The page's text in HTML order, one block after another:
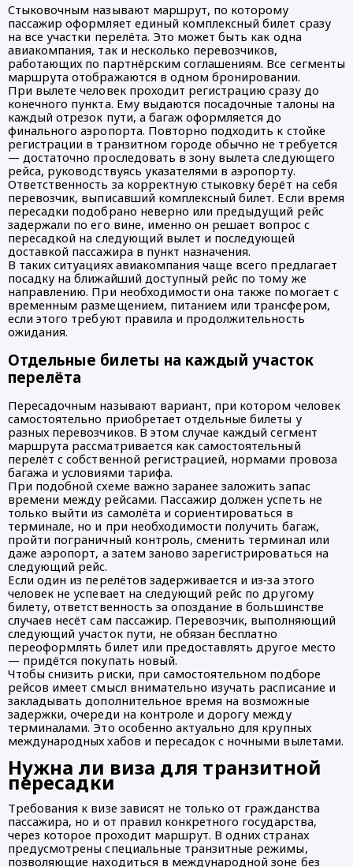
Стыковочным называют маршрут, по которому
пассажир оформляет единый комплексный билет сразу
на все участки перелёта. Это может быть как одна
авиакомпания, так и несколько перевозчиков,
работающих по партнёрским соглашениям. Все сегменты
маршрута отображаются в одном бронировании.
При вылете человек проходит регистрацию сразу до
конечного пункта. Ему выдаются посадочные талоны на
каждый отрезок пути, а багаж оформляется до
финального аэропорта. Повторно подходить к стойке
регистрации в транзитном городе обычно не требуется
— достаточно проследовать в зону вылета следующего
рейса, руководствуясь указателями в аэропорту.
Ответственность за корректную стыковку берёт на себя
перевозчик, выписавший комплексный билет. Если время
пересадки подобрано неверно или предыдущий рейс
задержали по его вине, именно он решает вопрос с
пересадкой на следующий вылет и последующей
доставкой пассажира в пункт назначения.
В таких ситуациях авиакомпания чаще всего предлагает
посадку на ближайший доступный рейс по тому же
направлению. При необходимости она также помогает с
временным размещением, питанием или трансфером,
если этого требуют правила и продолжительность
ожидания.
Отдельные билеты на каждый участок
перелёта
Пересадочным называют вариант, при котором человек
самостоятельно приобретает отдельные билеты у
разных перевозчиков. В этом случае каждый сегмент
маршрута рассматривается как самостоятельный
перелёт с собственной регистрацией, нормами провоза
багажа и условиями тарифа.
При подобной схеме важно заранее заложить запас
времени между рейсами. Пассажир должен успеть не
только выйти из самолёта и сориентироваться в
терминале, но и при необходимости получить багаж,
пройти пограничный контроль, сменить терминал или
даже аэропорт, а затем заново зарегистрироваться на
следующий рейс.
Если один из перелётов задерживается и из‑за этого
человек не успевает на следующий рейс по другому
билету, ответственность за опоздание в большинстве
случаев несёт сам пассажир. Перевозчик, выполняющий
следующий участок пути, не обязан бесплатно
переоформлять билет или предоставлять другое место
— придётся покупать новый.
Чтобы снизить риски, при самостоятельном подборе
рейсов имеет смысл внимательно изучать расписание и
закладывать дополнительное время на возможные
задержки, очереди на контроле и дорогу между
терминалами. Это особенно актуально для крупных
международных хабов и пересадок с ночными вылетами.
Нужна ли виза для транзитной
пересадки
Требования к визе зависят не только от гражданства
пассажира, но и от правил конкретного государства,
через которое проходит маршрут. В одних странах
предусмотрены специальные транзитные режимы,
позволяющие находиться в международной зоне без